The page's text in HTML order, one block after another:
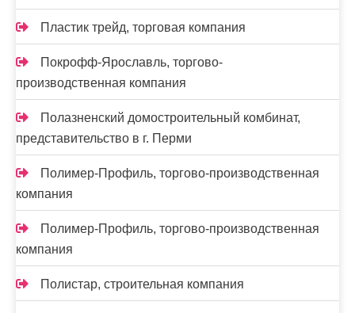
Пластик трейд, торговая компания
Покрофф-Ярославль, торгово-
производственная компания
Полазненский домостроительный комбинат,
представительство в г. Перми
Полимер-Профиль, торгово-производственная
компания
Полимер-Профиль, торгово-производственная
компания
Полистар, строительная компания